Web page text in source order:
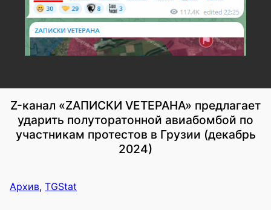
Z-канал «ZАПИСКИ VЕТЕРАНА» предлагает
ударить полуторатонной авиабомбой по
участникам протестов в Грузии (декабрь
2024)
Архив, TGStat